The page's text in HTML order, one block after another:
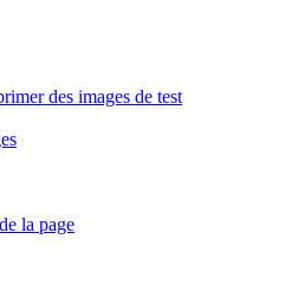
des images de test
la page